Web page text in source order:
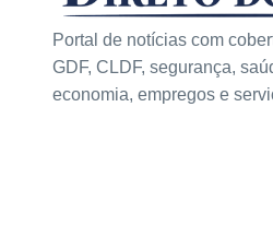
Portal de notícias com
GDF, CLDF, segurança,
economia, empregos e